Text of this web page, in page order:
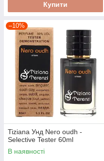
Купити
–10%
Tiziana Унд Nero oudh -
Selective Tester 60ml
В наявності